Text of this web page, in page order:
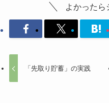
よかったら
「先取り貯蓄」の実践